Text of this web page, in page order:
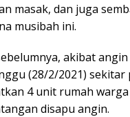
masak, dan juga
musibah ini.
akibat
(28/2/2021)
4 unit rumah
disapu angin.